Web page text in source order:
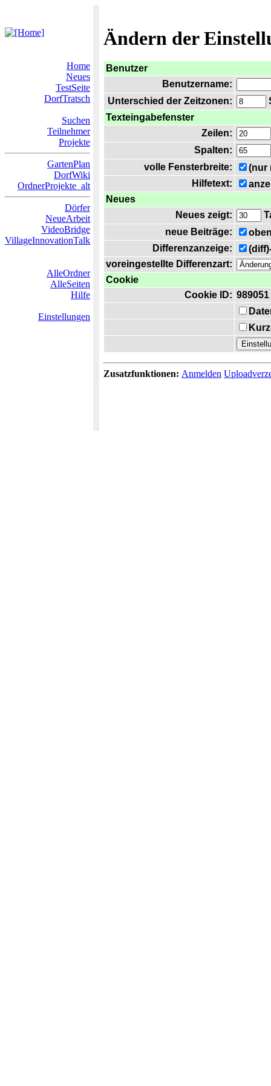
Ändern der
Home
Neues
TestSeite
DorfTratsch
Suchen
Teilnehmer
Projekte
GartenPlan
DorfWiki
OrdnerProjekte_alt
Dörfer
NeueArbeit
VideoBridge
VillageInnovationTalk
AlleOrdner
AlleSeiten
Hilfe
Einstellungen
Benutzer
Benutzername:
Unterschied der Zeitzonen:
Texteingabefenster
Zeilen:
Spalten:
volle Fensterbreite:
(nur
Hilfetext:
Neues
Neues zeigt:
neue Beiträge:
Differenzanzeige:
voreingestellte Differenzart:
Cookie
Cookie ID: 989051
Zusatzfunktionen: Anmelden